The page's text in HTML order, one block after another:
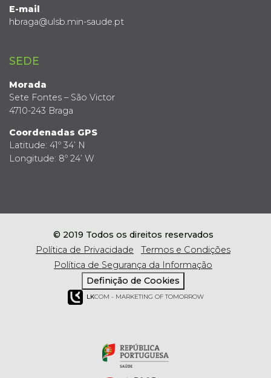
E-mail
hbraga@ulsb.min-saude.pt
SEDE
Morada
Sete Fontes – São Victor
4710-243 Braga
Coordenadas GPS
Latitude: 41º 34’ N
Longitude: 8º 24’ W
© 2019 Todos os direitos reservados
Política de Privacidade
Termos e Condições
Política de Segurança da Informação
Definição de Cookies
LKCOM - MARKETING OF TOMORROW